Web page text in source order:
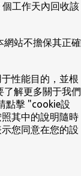
工作天內回收該
網站不擔保其正確
性能目的，並根
了解更多關于我們
點擊 "cookie設
其中的說明隨時
您同意在您的設